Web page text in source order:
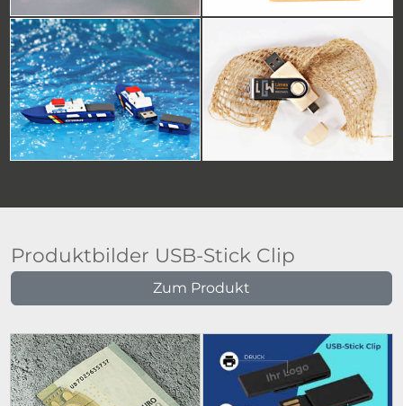
Produktbilder USB-Stick Clip
Zum Produkt